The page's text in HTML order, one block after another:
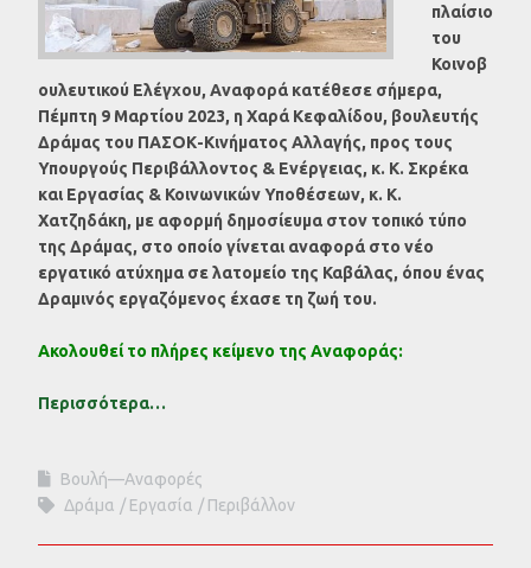
πλαίσιο
του
Κοινοβ
ουλευτικού Ελέγχου, Αναφορά κατέθεσε σήμερα,
Πέμπτη 9 Μαρτίου 2023, η Χαρά Κεφαλίδου, βουλευτής
Δράμας του ΠΑΣΟΚ-Κινήματος Αλλαγής, προς τους
Υπουργούς Περιβάλλοντος & Ενέργειας, κ. Κ. Σκρέκα
και Εργασίας & Κοινωνικών Υποθέσεων, κ. Κ.
Χατζηδάκη, με αφορμή δημοσίευμα στον τοπικό τύπο
της Δράμας, στο οποίο γίνεται αναφορά στο νέο
εργατικό ατύχημα σε λατομείο της Καβάλας, όπου ένας
Δραμινός εργαζόμενος έχασε τη ζωή του.
Ακολουθεί το πλήρες κείμενο της Αναφοράς:
Περισσότερα…
Βουλή—Αναφορές
Δράμα
Εργασία Περιβάλλον